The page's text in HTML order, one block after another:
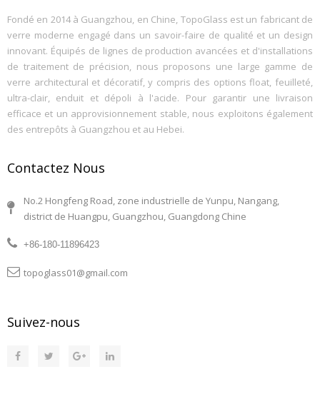
Fondé en 2014 à Guangzhou, en Chine, TopoGlass est un fabricant de
verre moderne engagé dans un savoir-faire de qualité et un design
innovant. Équipés de lignes de production avancées et d'installations
de traitement de précision, nous proposons une large gamme de
verre architectural et décoratif, y compris des options float, feuilleté,
ultra-clair, enduit et dépoli à l'acide. Pour garantir une livraison
efficace et un approvisionnement stable, nous exploitons également
des entrepôts à Guangzhou et au Hebei.
Contactez Nous
No.2 Hongfeng Road, zone industrielle de Yunpu, Nangang,
district de Huangpu, Guangzhou, Guangdong Chine
+86-180-11896423
topoglass01@gmail.com
Suivez-nous